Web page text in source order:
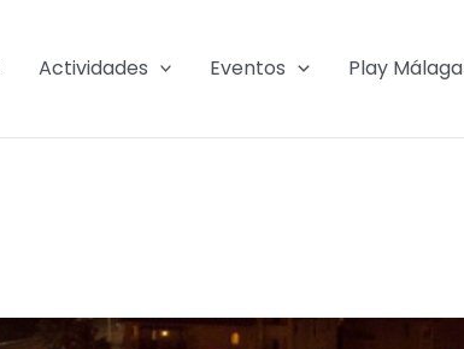
Actividades Eventos Play Málaga